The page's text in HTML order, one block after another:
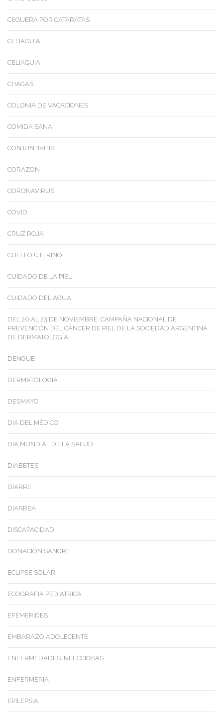
CEGUERA POR CATARATAS
CELIAQUIA
CELIAQUIA
CHAGAS
COLONIA DE VACACIONES
COMIDA SANA
CONJUNTIVITIS
CORAZON
CORONAVIRUS
COVID
CRUZ ROJA
CUELLO UTERINO
CUIDADO DE LA PIEL
CUIDADO DEL AGUA
DEL 20 AL 23 DE NOVIEMBRE: CAMPAÑA NACIONAL DE
PREVENCIÓN DEL CÁNCER DE PIEL DE LA SOCIEDAD ARGENTINA
DE DERMATOLOGÍA
DENGUE
DERMATOLOGIA
DESMAYO
DIA DEL MÉDICO
DIA MUNDIAL DE LA SALUD
DIABETES
DIARRE
DIARREA
DISCAPACIDAD
DONACION SANGRE
ECLIPSE SOLAR
ECOGRAFIA PEDIATRICA
EFEMERIDES
EMBARAZO ADOLECENTE
ENFERMEDADES INFECCIOSAS
ENFERMERIA
EPILEPSIA